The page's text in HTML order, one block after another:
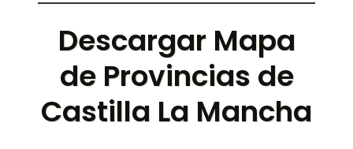
Descargar Mapa
de Provincias de
Castilla La Mancha